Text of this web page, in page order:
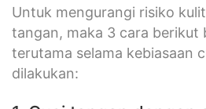
Untuk mengurangi risiko
tangan, maka 3 cara berikut
terutama selama kebiasaan
dilakukan: